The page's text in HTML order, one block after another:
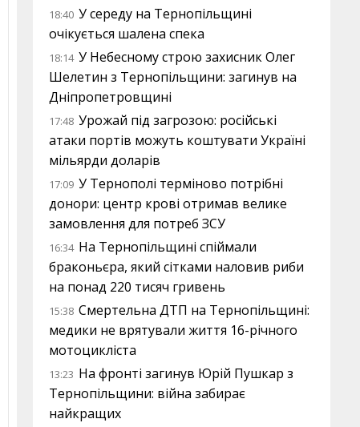
18:40 У середу на Тернопільщині
очікується шалена спека
18:14 У Небесному строю захисник Олег
Шелетин з Тернопільщини: загинув на
Дніпропетровщині
17:48 Урожай під загрозою: російські
атаки портів можуть коштувати Україні
мільярди доларів
17:09 У Тернополі терміново потрібні
донори: центр крові отримав велике
замовлення для потреб ЗСУ
16:34 На Тернопільщині спіймали
браконьєра, який сітками наловив риби
на понад 220 тисяч гривень
15:38 Смертельна ДТП на Тернопільщині:
медики не врятували життя 16-річного
мотоцикліста
13:23 На фронті загинув Юрій Пушкар з
Тернопільщини: війна забирає
найкращих